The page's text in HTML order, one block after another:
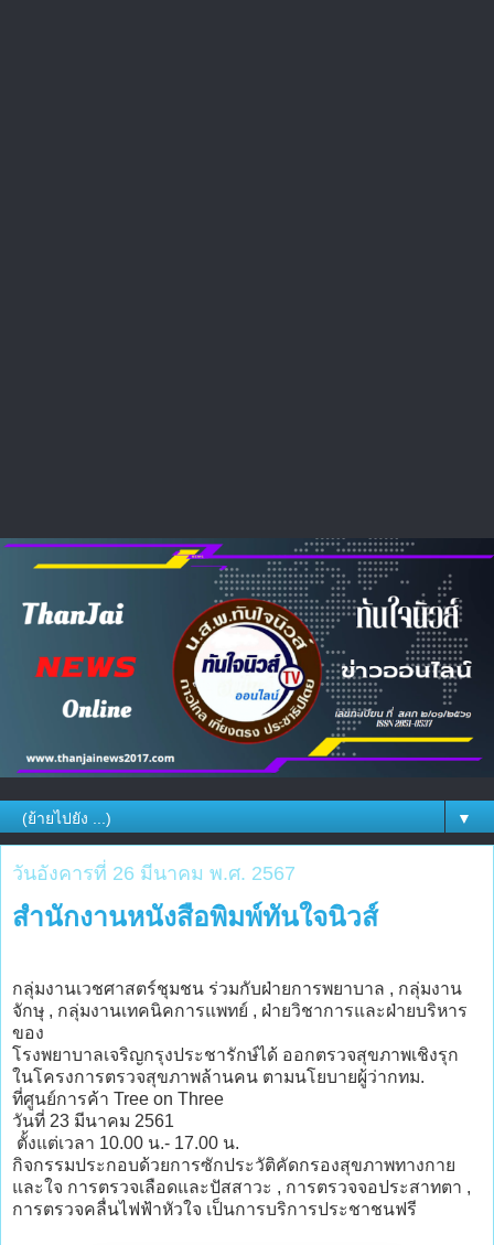
▼
วันอังคารที่ 26 มีนาคม พ.ศ. 2567
สำนักงานหนังสือพิมพ์ทันใจนิวส์
กลุ่มงานเวชศาสตร์ชุมชน ร่วมกับฝ่ายการพยาบาล , กลุ่มงาน
จักษุ , กลุ่มงานเทคนิคการแพทย์ , ฝ่ายวิชาการและฝ่ายบริหาร
ของ
โรงพยาบาลเจริญกรุงประชารักษ์ได้ ออกตรวจสุขภาพเชิงรุก
ในโครงการตรวจสุขภาพล้านคน ตามนโยบายผู้ว่ากทม.
ที่ศูนย์การค้า Tree on Three
วันที่ 23 มีนาคม 2561
ตั้งแต่เวลา 10.00 น.- 17.00 น.
กิจกรรมประกอบด้วยการซักประวัติคัดกรองสุขภาพทางกาย
และใจ การตรวจเลือดและปัสสาวะ , การตรวจจอประสาทตา ,
การตรวจคลื่นไฟฟ้าหัวใจ เป็นการบริการประชาชนฟรี